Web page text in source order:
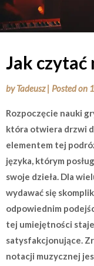
Jak
byTadeusz | Posted on
Rozpoczęcie nauki
która otwiera drzwi
elementem tej
języka, którym
swoje dzieła. Dla
wydawać się
odpowiednim
tej umiejętności
satysfakcjonujące.
notacji muzycznej